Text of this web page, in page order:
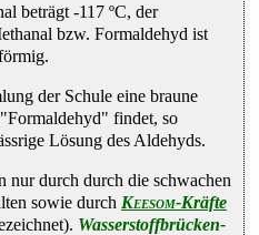
beträgt -117 ºC, der
bzw. Formaldehyd ist
der Schule eine braune
findet, so
Lösung des Aldehyds.
durch durch die schwachen
sowie durch Keesom-Kräfte
Wasserstoffbrücken-